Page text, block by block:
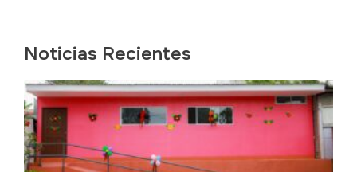
Noticias Recientes